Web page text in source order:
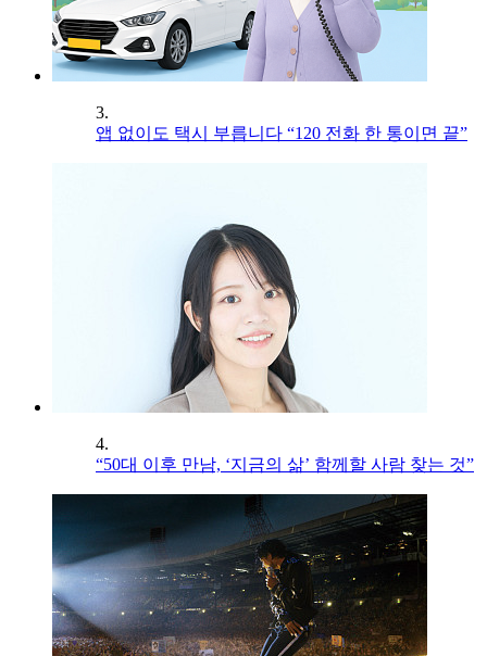
3.
앱 없이도 택시 부릅니다 “120 전화 한 통이면 끝”
4.
“50대 이후 만남, ‘지금의 삶’ 함께할 사람 찾는 것”